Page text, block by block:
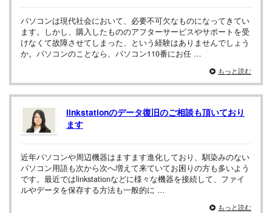
パソコンは現代社会において、必要不可欠なものになってきてい
ます。しかし、購入したもののアフターサービスやサポートを受
けなくて故障させてしまった、という経験はありませんでしょう
か。パソコンのことなら、パソコン110番にお任 …
もっと読む
linkstationのデータ復旧のご相談も頂いており
ます
近年パソコンや周辺機器はますます進化しており、馴染みのない
パソコン用語も次から次へ増えて来ていてお困りの方も多いよう
です。最近ではlinkstationなどに様々な機器を接続して、ファイ
ルやデータを保存する方法も一般的に …
もっと読む